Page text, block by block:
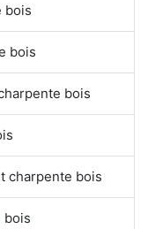
bois
bois
bois
charpente bois
bois